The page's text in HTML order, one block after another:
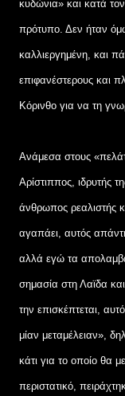
κυδώνια» και κατά
πρότυπο. Δεν ήταν
καλλιεργημένη, και
επιφανέστερους και
Κόρινθο για να τη
Ανάμεσα στους
Αρίστιππος, ιδρυτής
άνθρωπος ρεαλιστής
αγαπάει, αυτός
αλλά εγώ τα
σημασία στη Λαϊδα
την επισκέπτεται,
μίαν μεταμέλειαν»,
κάτι για το οποίο θα
περιστατικό,